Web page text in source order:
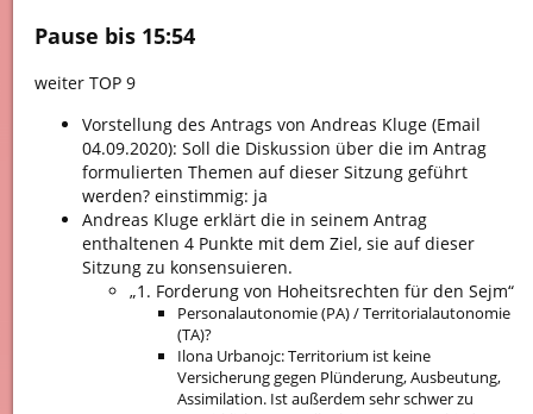
Pause bis 15:54
weiter TOP 9
Vorstellung des Antrags von Andreas Kluge (Email
04.09.2020): Soll die Diskussion über die im Antrag
formulierten Themen auf dieser Sitzung geführt
werden? einstimmig: ja
Andreas Kluge erklärt die in seinem Antrag
enthaltenen 4 Punkte mit dem Ziel, sie auf dieser
Sitzung zu konsensuieren.
„1. Forderung von Hoheitsrechten für den Sejm“
Personalautonomie (PA) / Territorialautonomie
(TA)?
Ilona Urbanojc: Territorium ist keine
Versicherung gegen Plünderung, Ausbeutung,
Assimilation. Ist außerdem sehr schwer zu